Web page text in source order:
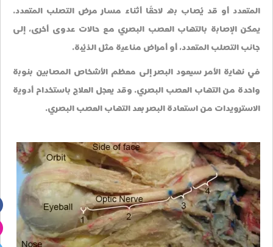
المتعدد أو قد يُصاب به لاحقًا أثناء مسار مرض التصلب المتعدد.
يمكن الإصابة بالتهاب العصب البصري مع حالات عدوى أخرى، إلى
جانب التصلب المتعدد، أو أمراض مناعية مثل الذئبة.
في نهاية الأمر سيعود البصر إلى معظم الأشخاص المصابين بنوبة
واحدة من التهاب العصب البصري. وقد يعجل العلاج باستخدام أدوية
الاسترويدات من استعادة البصر بعد التهاب العصب البصري.